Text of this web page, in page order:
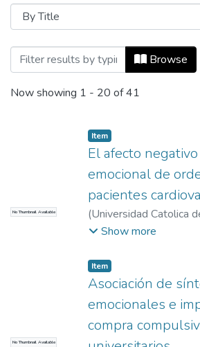
Browsing Estudios enBrowse
Now showing 1 - 20 of 41
No Thumbnail Available
Item
El afecto
emocional de
pacientes
(Universidad Catolica
07-01)Lemos,
Departamento de
en Psicología
Show more
No Thumbnail Available
Item
Asociación de
emocionales e
compra